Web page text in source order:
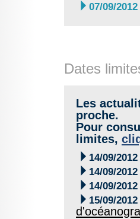
 07/09/2012
Dates
Les
proche.
Pour
limites,
 14/09/2012
 14/09/2012
 14/09/2012
 15/09/2012